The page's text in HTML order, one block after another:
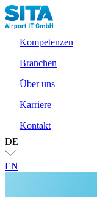
Kompetenzen
Branchen
Über uns
Karriere
Kontakt
DE
EN